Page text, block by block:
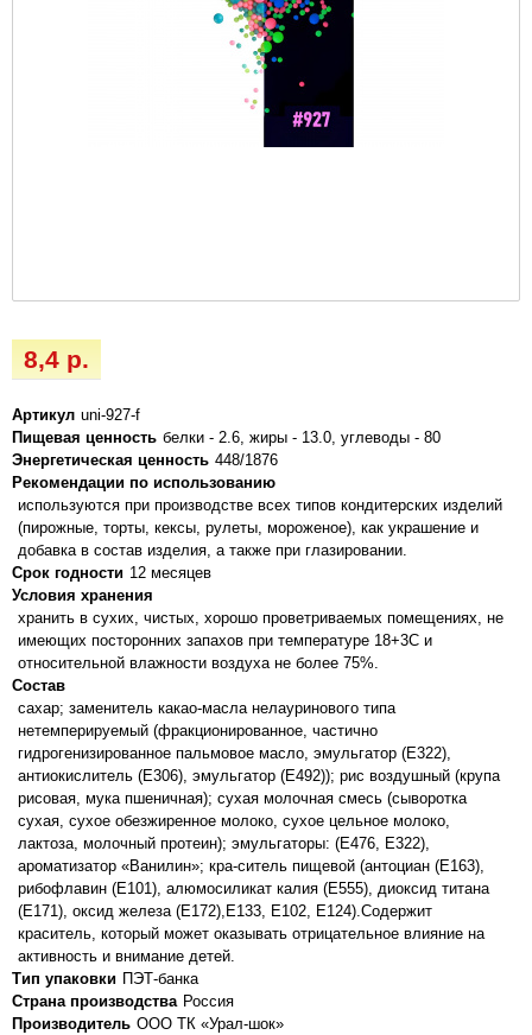
8,4 р.
Артикул uni-927-f
Пищевая ценность белки - 2.6, жиры - 13.0, углеводы - 80
Энергетическая ценность 448/1876
Рекомендации по использованию
используются при производстве всех типов кондитерских изделий
(пирожные, торты, кексы, рулеты, мороженое), как украшение и
добавка в состав изделия, а также при глазировании.
Срок годности 12 месяцев
Условия хранения
хранить в сухих, чистых, хорошо проветриваемых помещениях, не
имеющих посторонних запахов при температуре 18+3С и
относительной влажности воздуха не более 75%.
Состав
сахар; заменитель какао-масла нелауринового типа
нетемперируемый (фракционированное, частично
гидрогенизированное пальмовое масло, эмульгатор (Е322),
антиокислитель (Е306), эмульгатор (Е492)); рис воздушный (крупа
рисовая, мука пшеничная); сухая молочная смесь (сыворотка
сухая, сухое обезжиренное молоко, сухое цельное молоко,
лактоза, молочный протеин); эмульгаторы: (Е476, Е322),
ароматизатор «Ванилин»; кра-ситель пищевой (антоциан (Е163),
рибофлавин (Е101), алюмосиликат калия (Е555), диоксид титана
(Е171), оксид железа (Е172),Е133, Е102, Е124).Содержит
краситель, который может оказывать отрицательное влияние на
активность и внимание детей.
Тип упаковки ПЭТ-банка
Страна производства Россия
Производитель ООО ТК «Урал-шок»